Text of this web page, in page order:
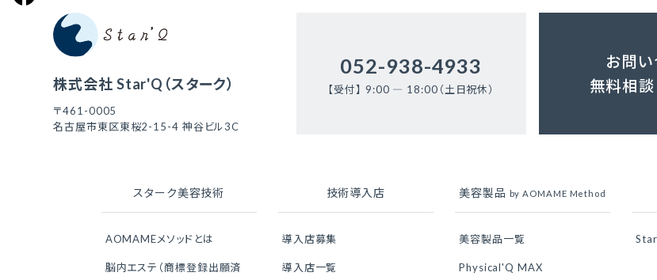
株式会社 Star'Q（スターク）
〒461-0005
名古屋市東区東桜2-15-4 神谷ビル3C
052-938-4933
【受付】 9:00 ― 18:00（土日祝休）
お問
無料相
スターク美容技術
AOMAMEメソッドとは
脳内エステ（商標登録出願済
技術導入店
導入店募集
導入店一覧
美容製品 by AOMAME Method
美容製品一覧
Physical'Q MAX